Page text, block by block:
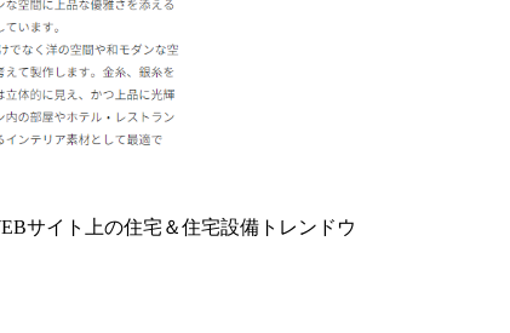
サイト上の住宅＆住宅設備トレンドウ